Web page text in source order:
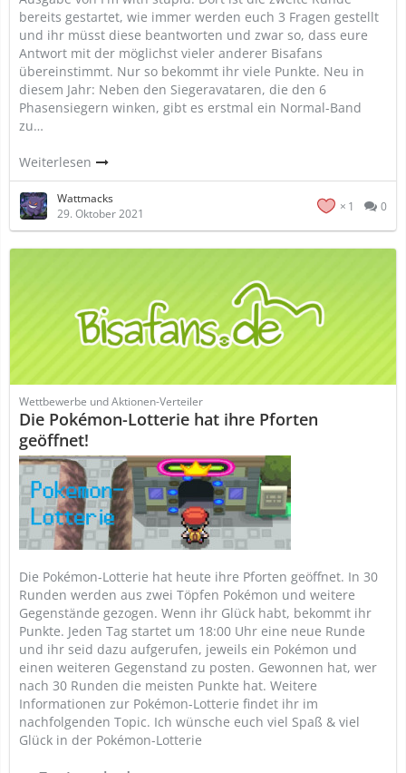
bereits gestartet, wie immer werden euch 3 Fragen gestellt
und ihr müsst diese beantworten und zwar so, dass eure
Antwort mit der möglichst vieler anderer Bisafans
übereinstimmt. Nur so bekommt ihr viele Punkte. Neu in
diesem Jahr: Neben den Siegeravataren, die den 6
Phasensiegern winken, gibt es erstmal ein Normal-Band
zu…
Weiterlesen
Wattmacks
29. Oktober 2021
1 0
Wettbewerbe und Aktionen-Verteiler
Die Pokémon-Lotterie hat ihre Pforten
geöffnet!
Die Pokémon-Lotterie hat heute ihre Pforten geöffnet. In 30
Runden werden aus zwei Töpfen Pokémon und weitere
Gegenstände gezogen. Wenn ihr Glück habt, bekommt ihr
Punkte. Jeden Tag startet um 18:00 Uhr eine neue Runde
und ihr seid dazu aufgerufen, jeweils ein Pokémon und
einen weiteren Gegenstand zu posten. Gewonnen hat, wer
nach 30 Runden die meisten Punkte hat. Weitere
Informationen zur Pokémon-Lotterie findet ihr im
nachfolgenden Topic. Ich wünsche euch viel Spaß & viel
Glück in der Pokémon-Lotterie